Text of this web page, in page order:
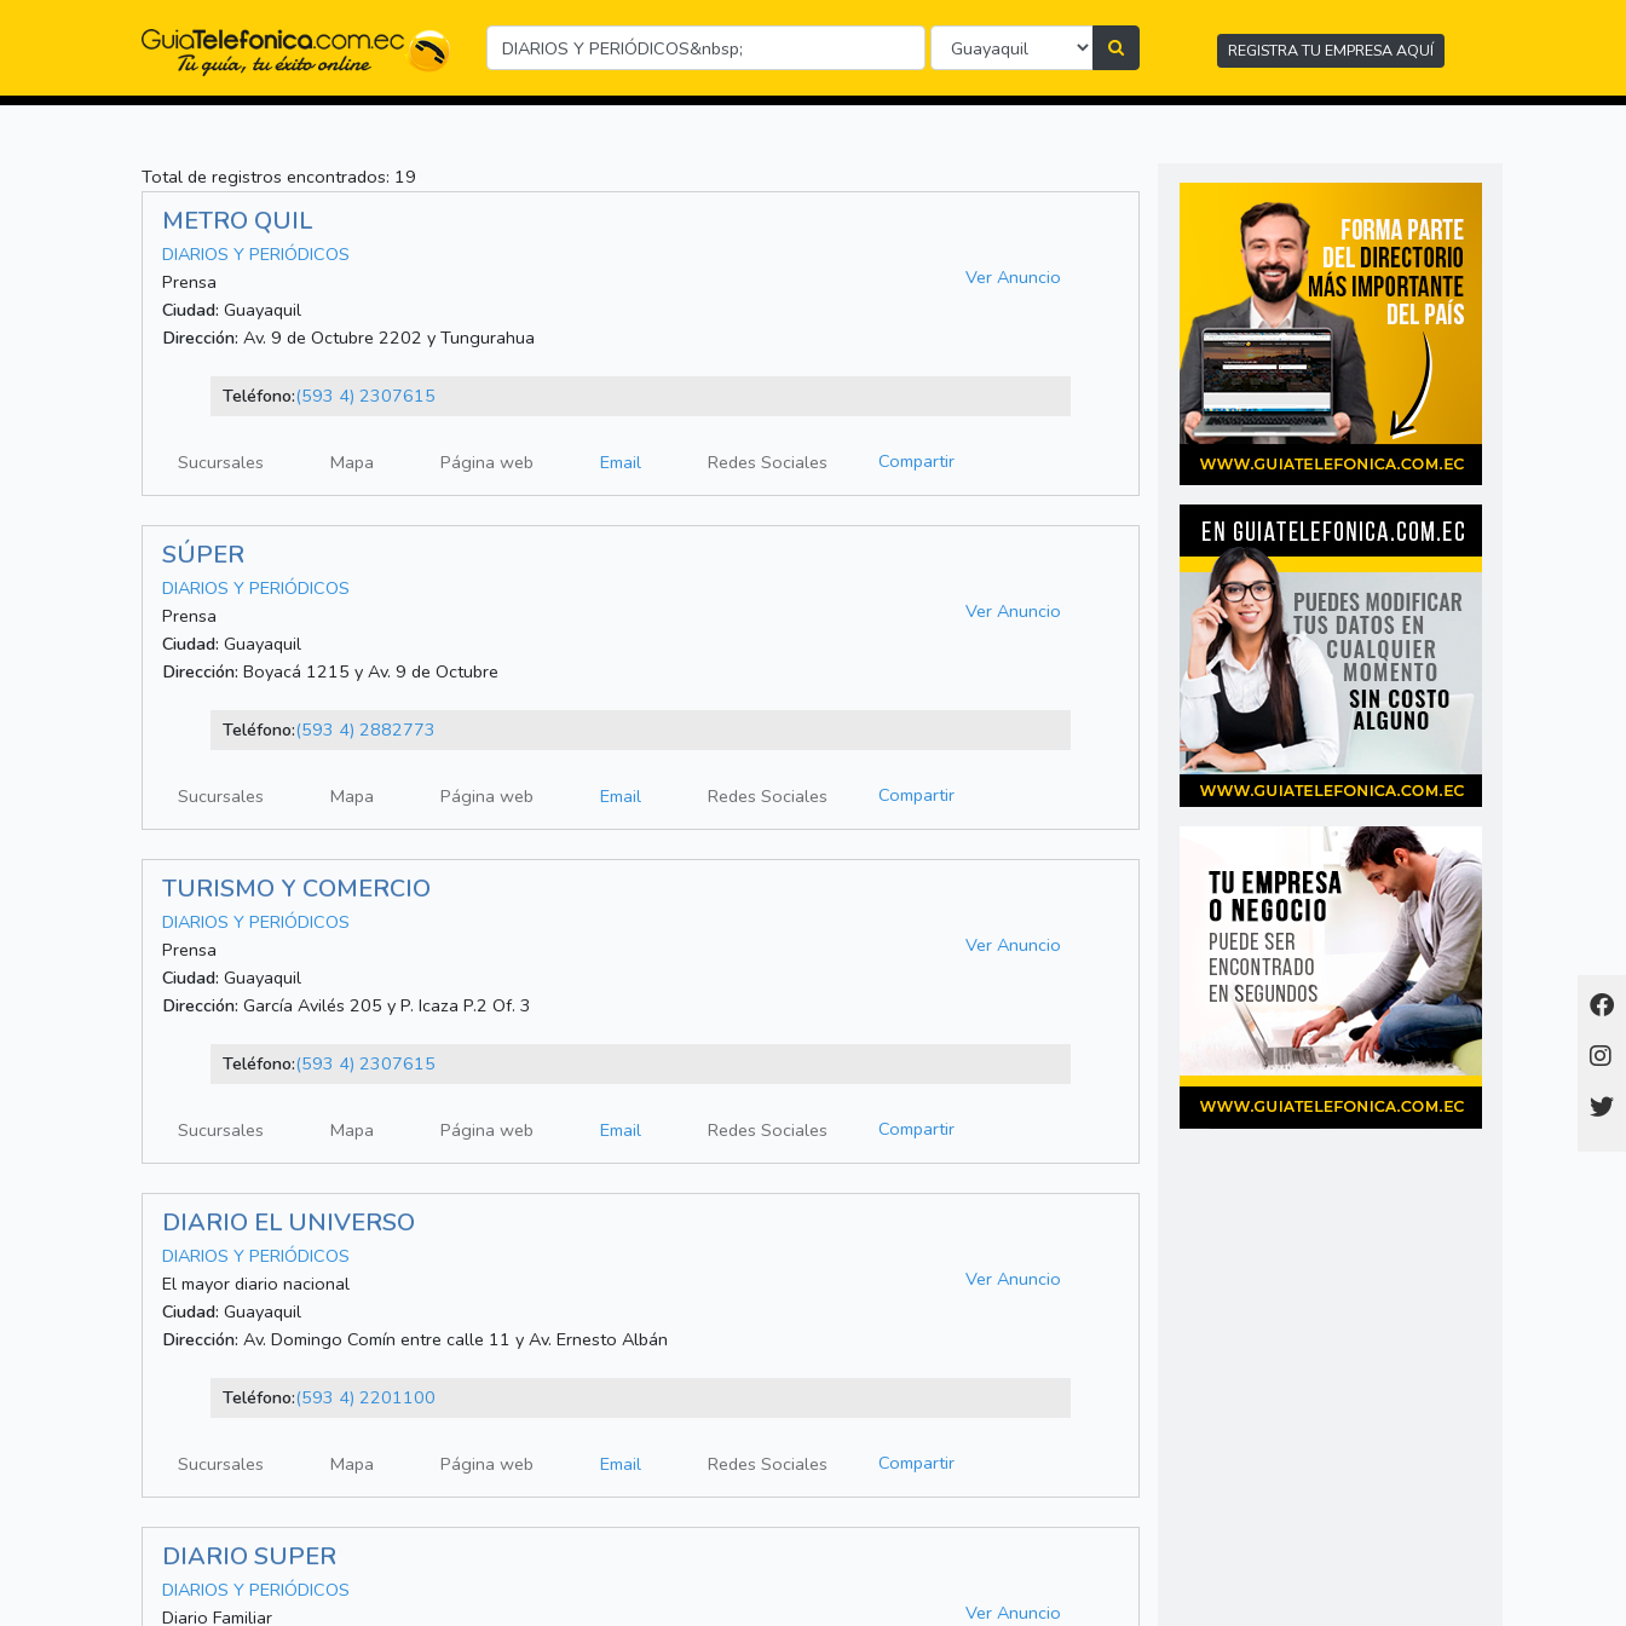
REGISTRA TU EMPRESA AQUÍ
Total de registros encontrados: 19
METRO QUIL
DIARIOS Y PERIÓDICOS
Prensa
Ciudad: Guayaquil
Dirección: Av. 9 de Octubre 2202 y Tungurahua
Ver Anuncio
Teléfono:(593 4) 2307615
Sucursales Mapa Página web Email Redes Sociales Compartir
SÚPER
DIARIOS Y PERIÓDICOS
Prensa
Ciudad: Guayaquil
Dirección: Boyacá 1215 y Av. 9 de Octubre
Ver Anuncio
Teléfono:(593 4) 2882773
Sucursales Mapa Página web Email Redes Sociales Compartir
TURISMO Y COMERCIO
DIARIOS Y PERIÓDICOS
Prensa
Ciudad: Guayaquil
Dirección: García Avilés 205 y P. Icaza P.2 Of. 3
Ver Anuncio
Teléfono:(593 4) 2307615
Sucursales Mapa Página web Email Redes Sociales Compartir
DIARIO EL UNIVERSO
DIARIOS Y PERIÓDICOS
El mayor diario nacional
Ciudad: Guayaquil
Dirección: Av. Domingo Comín entre calle 11 y Av. Ernesto Albán
Ver Anuncio
Teléfono:(593 4) 2201100
Sucursales Mapa Página web Email Redes Sociales Compartir
DIARIO SUPER
DIARIOS Y PERIÓDICOS
Diario Familiar
Ver Anuncio